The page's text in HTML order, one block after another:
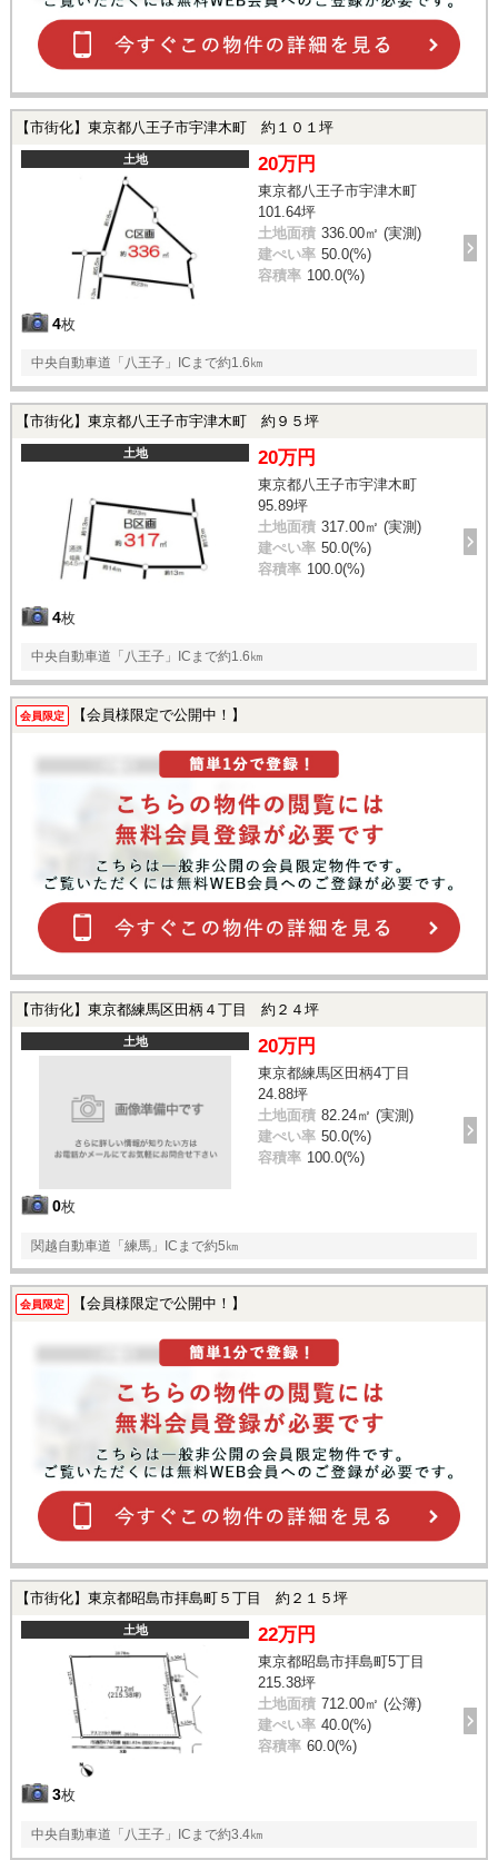
【市街化】東京都八王子市宇津木町 約１０１坪
土地
4枚
20万円
東京都八王子市宇津木町
101.64坪
土地面積 336.00㎡ (実測)
建ぺい率 50.0(%)
容積率 100.0(%)
中央自動車道「八王子」ICまで約1.6㎞
【市街化】東京都八王子市宇津木町 約９５坪
土地
4枚
20万円
東京都八王子市宇津木町
95.89坪
土地面積 317.00㎡ (実測)
建ぺい率 50.0(%)
容積率 100.0(%)
中央自動車道「八王子」ICまで約1.6㎞
会員限定 【会員様限定で公開中！】
【市街化】東京都練馬区田柄４丁目 約２４坪
土地
0枚
20万円
東京都練馬区田柄4丁目
24.88坪
土地面積 82.24㎡ (実測)
建ぺい率 50.0(%)
容積率 100.0(%)
関越自動車道「練馬」ICまで約5㎞
会員限定 【会員様限定で公開中！】
【市街化】東京都昭島市拝島町５丁目 約２１５坪
土地
3枚
22万円
東京都昭島市拝島町5丁目
215.38坪
土地面積 712.00㎡ (公簿)
建ぺい率 40.0(%)
容積率 60.0(%)
中央自動車道「八王子」ICまで約3.4㎞